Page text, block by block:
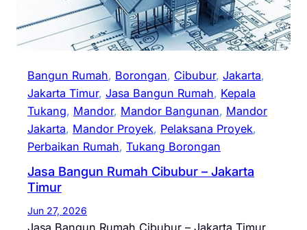
Bangun Rumah, Borongan, Cibubur, Jakarta
Jakarta Timur, Jasa Bangun Rumah, Kepala
Tukang, Mandor, Mandor Bangunan, Mandor
Jakarta, Mandor Proyek, Pelaksana Proyek
Perbaikan Rumah, Tukang Borongan
Jasa Bangun Rumah Cibubur – Jakarta
Timur
Jun 27, 2026